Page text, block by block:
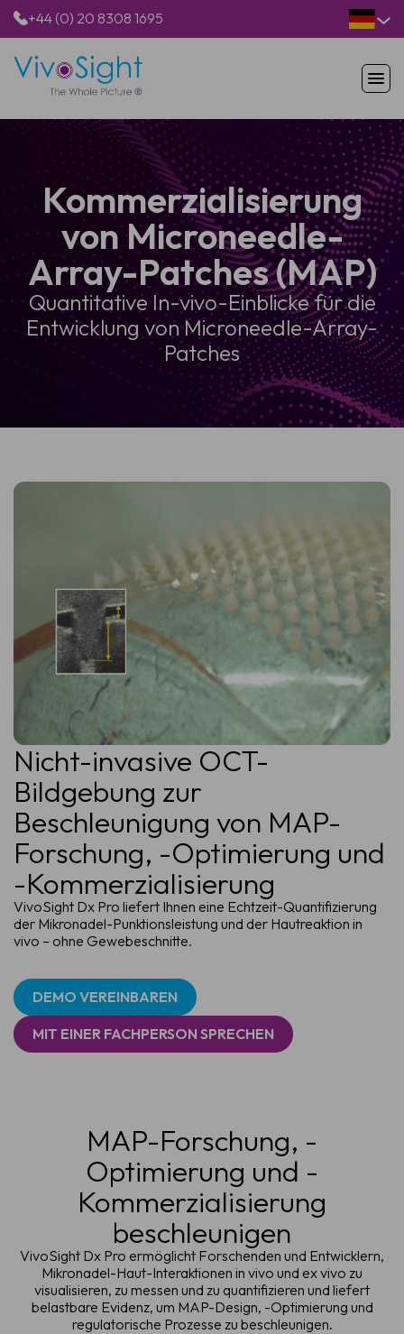
+44 (0) 20 8308 1695
STARTSEITE
PRODUKTE
ANWENDUNGEN
PATIENTEN
RESSOURCEN
ÜBER UNS
Kommerzialisierung
von Microneedle-
Array-Patches (MAP)
Quantitative In-vivo-Einblicke für die
Entwicklung von Microneedle-Array-
Patches
Nicht-invasive OCT-
Bildgebung zur
Beschleunigung von MAP-
Forschung, -Optimierung und
-Kommerzialisierung
VivoSight Dx Pro liefert Ihnen eine Echtzeit-Quantifizierung
der Mikronadel-Punktionsleistung und der Hautreaktion in
vivo – ohne Gewebeschnitte.
DEMO VEREINBAREN
MIT EINER FACHPERSON SPRECHEN
MAP-Forschung, -
Optimierung und -
Kommerzialisierung
beschleunigen
VivoSight Dx Pro ermöglicht Forschenden und Entwicklern,
Mikronadel-Haut-Interaktionen in vivo und ex vivo zu
visualisieren, zu messen und zu quantifizieren und liefert
belastbare Evidenz, um MAP-Design, -Optimierung und
regulatorische Prozesse zu beschleunigen.